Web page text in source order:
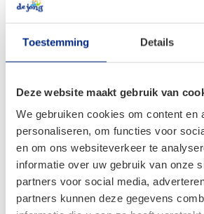
Toestemming Details
Deze website maakt gebruik van
We gebruiken cookies om content en
personaliseren, om functies voor
en om ons websiteverkeer te
informatie over uw gebruik van onze
partners voor social media,
partners kunnen deze gegevens
CADAC Grill rooster 2/